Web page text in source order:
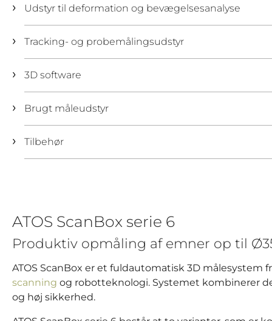
ATOS ScanBox serie 6
Produktiv opmåling af emner op til
ATOS ScanBox er et fuldautomatisk 3D målesystem
scanning og robotteknologi. Systemet kombinerer
og høj sikkerhed.
Udstyr til deformation og bevægelsesanalyse
Tracking- og probemålingsudstyr
3D software
Brugt måleudstyr
Tilbehør